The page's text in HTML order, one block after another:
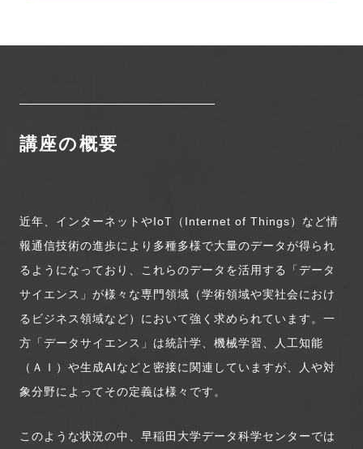
講座の概要
近年、インターネットやIoT（Internet of Things）など情
報通信技術の進歩により多種多様で大量のデータが得られ
るようになっており、これらのデータを活用する「データ
サイエンス」が様々な専門領域（学術領域や実社会におけ
るビジネス領域など）において強く求められています。一
方「データサイエンス」は統計学、機械学習、人工知能
（ＡＩ）や生成AIなどと密接に関連していますが、人や対
象分野によってその定義は様々です。
このような状況の中、早稲田大学データ科学センターでは